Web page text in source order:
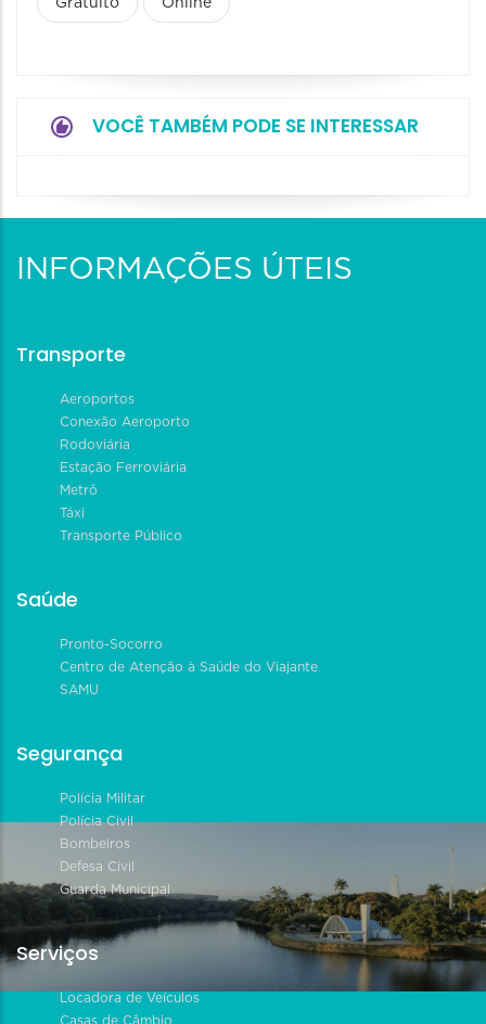
Gratuito Online
VOCÊ TAMBÉM PODE SE INTERESSAR
INFORMAÇÕES ÚTEIS
Transporte
Aeroportos
Conexão Aeroporto
Rodoviária
Estação Ferroviária
Metrô
Táxi
Transporte Público
Saúde
Pronto-Socorro
Centro de Atenção à Saúde do Viajante
SAMU
Segurança
Polícia Militar
Polícia Civil
Bombeiros
Defesa Civil
Guarda Municipal
Serviços
Locadora de Veículos
Casas de Câmbio